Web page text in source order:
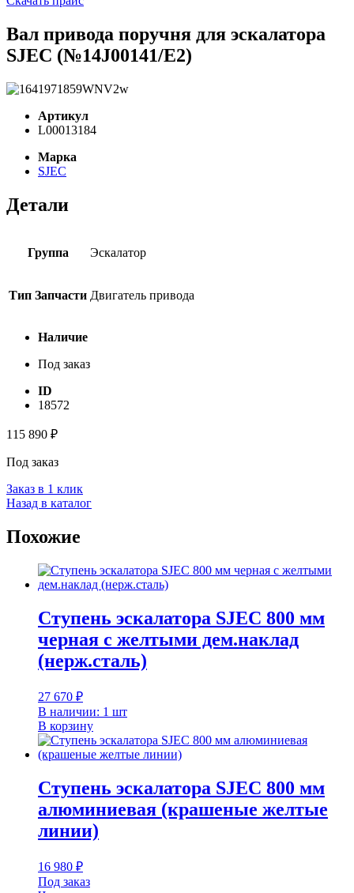
Вал привода поручня для эскалатора
SJEC (№14J00141/E2)
Артикул
L00013184
Марка
SJEC
Детали
Группа Эскалатор
Тип Запчасти Двигатель привода
Наличие
Под заказ
ID
18572
115 890 ₽
Под заказ
Заказ в 1 клик
Назад в каталог
Похожие
Ступень эскалатора SJEC 800 мм
черная с желтыми дем.наклад
(нерж.сталь)
27 670 ₽
В наличии: 1 шт
В корзину
Ступень эскалатора SJEC 800 мм
алюминиевая (крашеные желтые
линии)
16 980 ₽
Под заказ